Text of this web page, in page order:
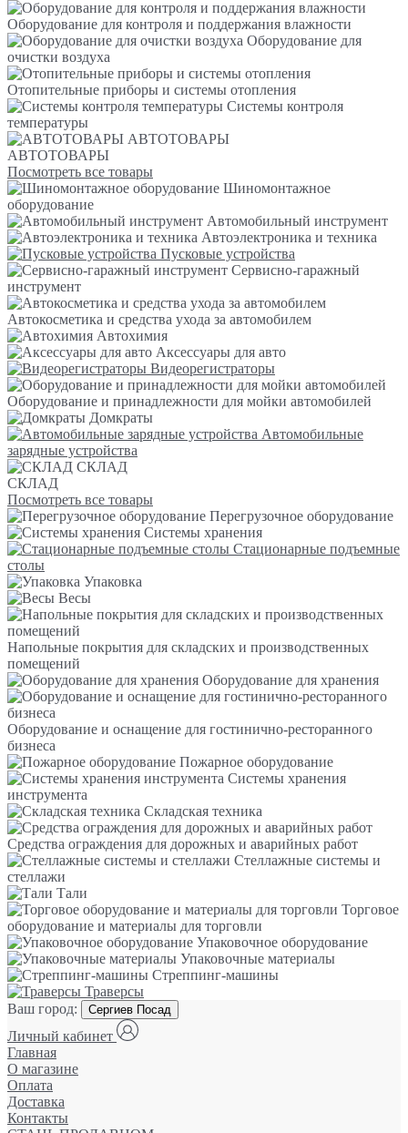
Оборудование для контроля и поддержания влажности
Оборудование для
очистки воздуха
Отопительные приборы и системы отопления
Системы контроля
температуры
АВТОТОВАРЫ
АВТОТОВАРЫ
Посмотреть все товары
Шиномонтажное
оборудование
Автомобильный инструмент
Автоэлектроника и техника
Пусковые устройства
Сервисно-гаражный
инструмент
Автокосметика и средства ухода за автомобилем
Автохимия
Аксессуары для авто
Видеорегистраторы
Оборудование и принадлежности для мойки автомобилей
Домкраты
Автомобильные
зарядные устройства
СКЛАД
СКЛАД
Посмотреть все товары
Перегрузочное оборудование
Системы хранения
Стационарные подъемные
столы
Упаковка
Весы
Напольные покрытия для складских и производственных
помещений
Оборудование для хранения
Оборудование и оснащение для гостинично-ресторанного
бизнеса
Пожарное оборудование
Системы хранения
инструмента
Складская техника
Средства ограждения для дорожных и аварийных работ
Стеллажные системы и
стеллажи
Тали
Торговое
оборудование и материалы для торговли
Упаковочное оборудование
Упаковочные материалы
Стреппинг-машины
Траверсы
Ваш город:
Сергиев Посад
Личный кабинет
Главная
О магазине
Оплата
Доставка
Контакты